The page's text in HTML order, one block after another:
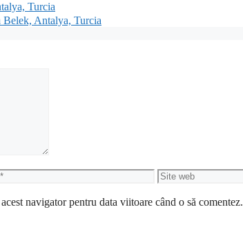
Turcia
Belek, Antalya, Turcia
Site
web
navigator pentru data viitoare când o să comentez.